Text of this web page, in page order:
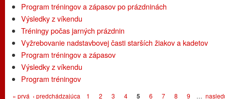
Program tréningov a zápasov po prázdninách
Výsledky z víkendu
Tréningy počas jarných prázdnin
Vyžrebovanie nadstavbovej časti starších žiakov a kadetov
Program tréningov a zápasov
Výsledky z víkendu
Program tréningov
Stránky
« prvá ‹ predchádzajúca 1 2 3 4 5 6 7 8 9 …